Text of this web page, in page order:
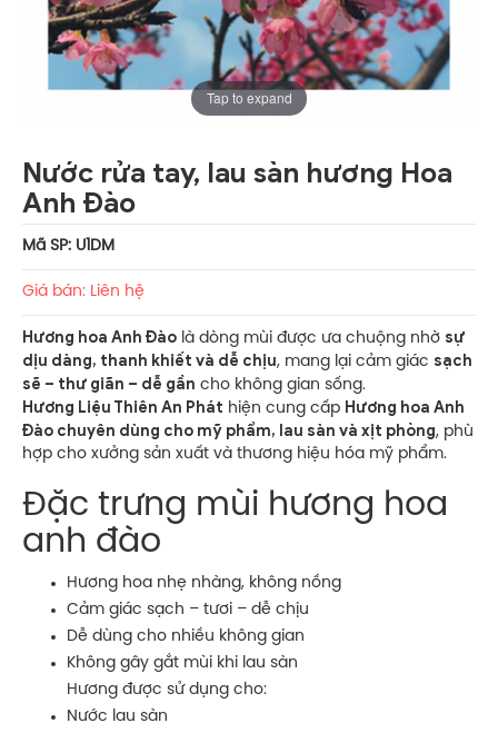
Tap to expand
Nước rửa tay, lau sàn hương Hoa
Anh Đào
Mã SP: U1DM
Giá bán: Liên hệ
Hương hoa Anh Đào là dòng mùi được ưa chuộng nhờ sự
dịu dàng, thanh khiết và dễ chịu, mang lại cảm giác sạch
sẽ – thư giãn – dễ gần cho không gian sống.
Hương Liệu Thiên An Phát hiện cung cấp Hương hoa Anh
Đào chuyên dùng cho mỹ phẩm, lau sàn và xịt phòng, phù
hợp cho xưởng sản xuất và thương hiệu hóa mỹ phẩm.
Đặc trưng mùi hương hoa
anh đào
Hương hoa nhẹ nhàng, không nồng
Cảm giác sạch – tươi – dễ chịu
Dễ dùng cho nhiều không gian
Không gây gắt mùi khi lau sàn
Hương được sử dụng cho:
Nước lau sàn